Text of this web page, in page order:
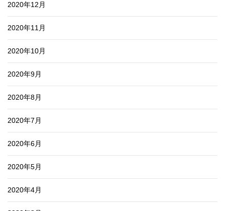
2020年12月
2020年11月
2020年10月
2020年9月
2020年8月
2020年7月
2020年6月
2020年5月
2020年4月